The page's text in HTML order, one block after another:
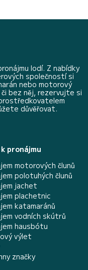
lodí. Z nabídky
společností si
nebo motorový
bez něj, rezervujte si
důvěřovat.
pronájmu
motorových člunů
polotuhých člunů
jachet
plachetnic
katamaránů
vodních skútrů
hausbótu
výlet
značky